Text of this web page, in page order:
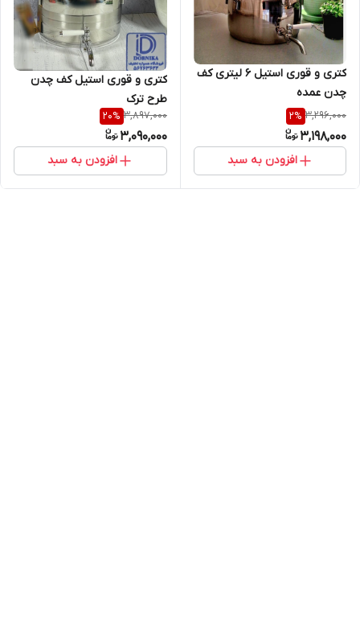
کتری و قوری استیل ۶ لیتری کف
چدن عمده
3,296,000
2%
3,198,000
افزودن به سبد
کتری و قوری استیل کف چدن
طرح ترک
3,897,000
20%
3,090,000
افزودن به سبد